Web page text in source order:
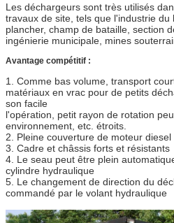
Les déchargeurs sont très utilisés
travaux de site, tels que l'industrie du
plancher, champ de bataille, section
ingénierie municipale, mines
Avantage compétitif :
1. Comme bas volume, transport
matériaux en vrac pour de petits
son facile
l'opération, petit rayon de rotation
environnement, etc. étroits.
2. Pleine couverture de moteur diesel
3. Cadre et châssis forts et résistants
4. Le seau peut être plein
cylindre hydraulique
5. Le changement de direction du
commandé par le volant hydraulique